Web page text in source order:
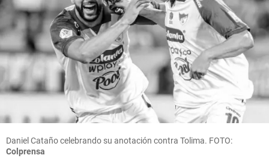
Daniel Cataño celebrando su anotación contra Tolima. FOTO:
Colprensa